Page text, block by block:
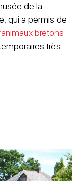
de la
qui a permis de
bretons
très